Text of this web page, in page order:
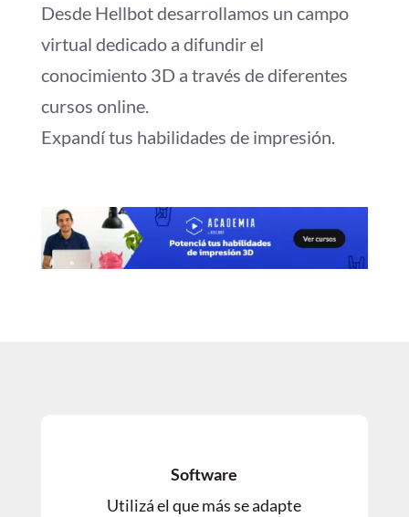
Desde Hellbot desarrollamos un campo
virtual dedicado a difundir el
conocimiento 3D a través de diferentes
cursos online.
Expandí tus habilidades de impresión.
Software
Utilizá el que más se adapte